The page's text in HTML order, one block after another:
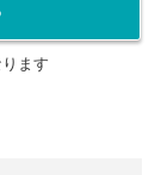
ます